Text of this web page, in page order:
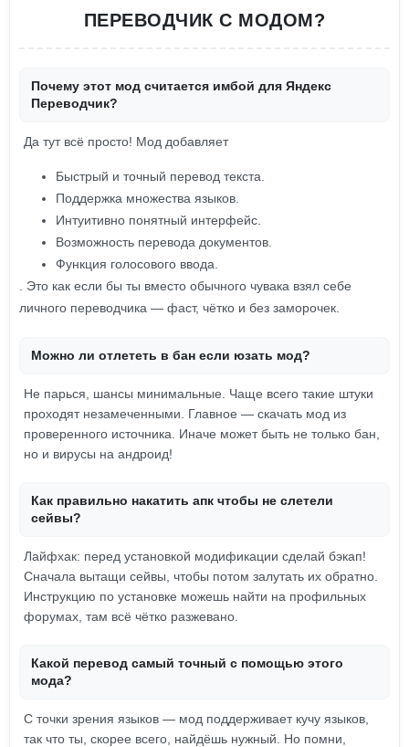
ПЕРЕВОДЧИК С МОДОМ?
Почему этот мод считается имбой для Яндекс
Переводчик?
Да тут всё просто! Мод добавляет
Быстрый и точный перевод текста.
Поддержка множества языков.
Интуитивно понятный интерфейс.
Возможность перевода документов.
Функция голосового ввода.
. Это как если бы ты вместо обычного чувака взял себе
личного переводчика — фаст, чётко и без заморочек.
Можно ли отлететь в бан если юзать мод?
Не парься, шансы минимальные. Чаще всего такие штуки
проходят незамеченными. Главное — скачать мод из
проверенного источника. Иначе может быть не только бан,
но и вирусы на андроид!
Как правильно накатить апк чтобы не слетели
сейвы?
Лайфхак: перед установкой модификации сделай бэкап!
Сначала вытащи сейвы, чтобы потом залутать их обратно.
Инструкцию по установке можешь найти на профильных
форумах, там всё чётко разжевано.
Какой перевод самый точный с помощью этого
мода?
С точки зрения языков — мод поддерживает кучу языков,
так что ты, скорее всего, найдёшь нужный. Но помни,